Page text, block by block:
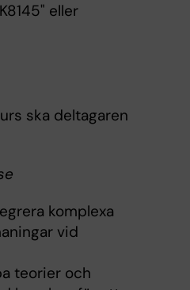
eller
ska deltagaren
komplexa
vid
teorier och